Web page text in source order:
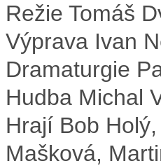
Režie Tomáš
Výprava Ivan
Dramaturgie
Hudba Michal
Hrají Bob
Mašková,